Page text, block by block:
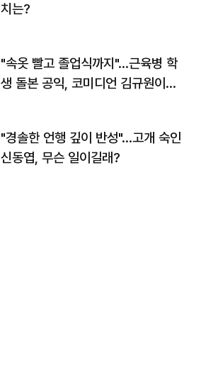
치는?
"속옷 빨고 졸업식까지"…근육병 학
생 돌본 공익, 코미디언 김규원이었
"경솔한 언행 깊이 반성"…고개 숙인
신동엽, 무슨 일이길래?